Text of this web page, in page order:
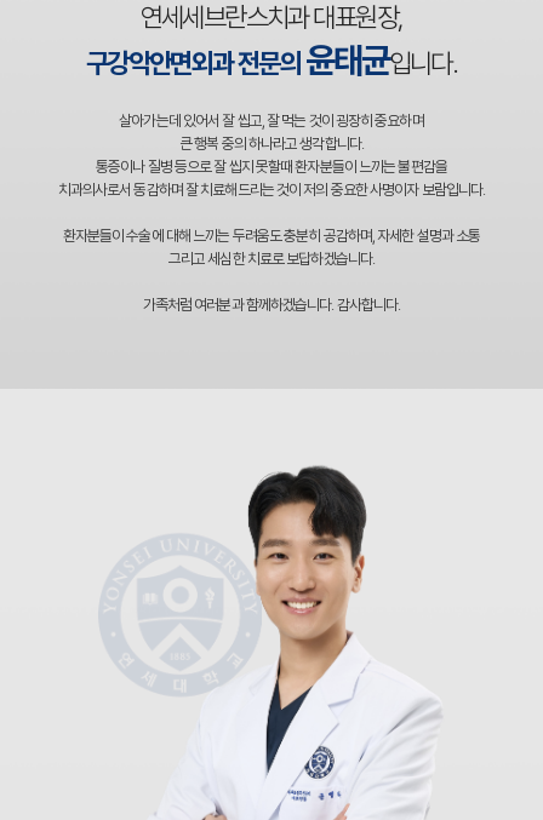
연세세브란스치과 대표원장,
구강악안면외과 전문의 윤태균입니다.
살아가는데 있어서 잘 씹고, 잘 먹는 것이 굉장히 중요하며
큰 행복 중의 하나라고 생각합니다.
통증이나 질병 등으로 잘 씹지 못할때 환자분들이 느끼는 불편감을
치과의사로서 동감하며 잘 치료해드리는 것이 저의 중요한 사명이자 보람입니다.
환자분들이 수술에 대해 느끼는 두려움도 충분히 공감하며, 자세한 설명과 소통
그리고 세심한 치료로 보답하겠습니다.
가족처럼 여러분과 함께하겠습니다. 감사합니다.